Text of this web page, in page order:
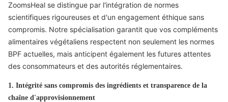
ZoomsHeal se distingue par l'intégration de normes
scientifiques rigoureuses et d'un engagement éthique sans
compromis. Notre spécialisation garantit que vos compléments
alimentaires végétaliens respectent non seulement les normes
BPF actuelles, mais anticipent également les futures attentes
des consommateurs et des autorités réglementaires.
1. Intégrité sans compromis des ingrédients et transparence de la
chaîne d'approvisionnement